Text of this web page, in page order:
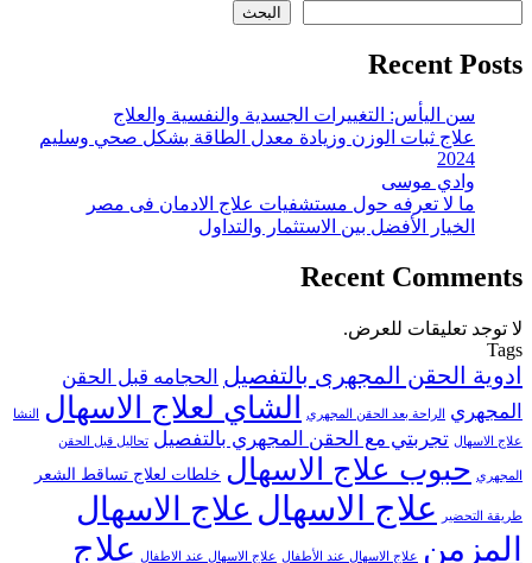
البحث
Recent Posts
سن اليأس: التغييرات الجسدية والنفسية والعلاج
علاج ثبات الوزن وزيادة معدل الطاقة بشكل صحي وسليم
2024
وادي موسى
ما لا تعرفه حول مستشفيات علاج الادمان فى مصر
الخيار الأفضل بين الاستثمار والتداول
Recent Comments
لا توجد تعليقات للعرض.
Tags
ادوية الحقن المجهرى بالتفصيل الحجامه قبل الحقن
المجهري
الراحة بعد الحقن المجهري الشاي لعلاج الاسهال النشا
علاج الاسهال تجربتي مع الحقن المجهري بالتفصيل تحاليل قبل الحقن
المجهري حبوب علاج الاسهال خلطات لعلاج تساقط الشعر
طريقة التحضير علاج الاسهال علاج الاسهال
المزمن
علاج الاسهال عند الأطفال علاج الاسهال عند الاطفال علاج